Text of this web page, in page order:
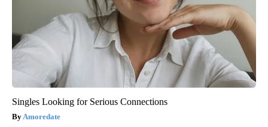
Singles Looking for Serious Connections
Amoredate